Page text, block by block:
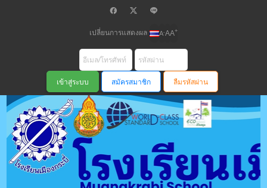
เปลี่ยนการแสดงผล A-AA+
สมัครสมาชิก ลืมรหัสผ่าน
โรงเรียนเมือง